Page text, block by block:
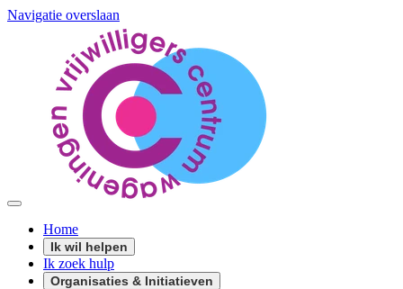
Navigatie overslaan
Home
Ik wil helpen
Ik zoek hulp
Organisaties & Initiatieven